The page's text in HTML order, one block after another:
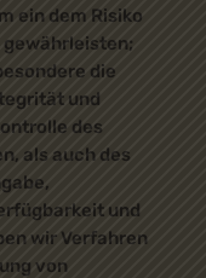
ein dem Risiko
die
und
des
als auch des
und
wir Verfahren
von